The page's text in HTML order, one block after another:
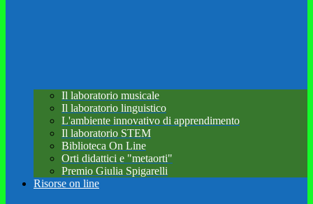
Il laboratorio musicale
Il laboratorio linguistico
L'ambiente innovativo di apprendimento
Il laboratorio STEM
Biblioteca On Line
Orti didattici e "metaorti"
Premio Giulia Spigarelli
Risorse on line